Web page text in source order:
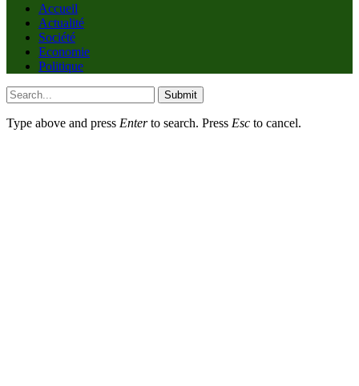
Accueil
Actualité
Société
Economie
Politique
Submit
Type above and press Enterto search. Press Esc to cancel.